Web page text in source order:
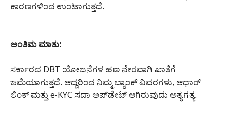
ಕಾರಣಗಳಿಂದ ಉಂಟಾಗುತ್ತದೆ.
ಅಂತಿಮ ಮಾತು:
ಸರ್ಕಾರದ DBT ಯೋಜನೆಗಳ ಹಣ ನೇರವಾಗಿ ಖಾತೆಗೆ
ಜಮೆಯಾಗುತ್ತದೆ. ಆದ್ದರಿಂದ ನಿಮ್ಮ ಬ್ಯಾಂಕ್ ವಿವರಗಳು, ಆಧಾರ್
ಲಿಂಕ್ ಮತ್ತು e-KYC ಸದಾ ಅಪ್‌ಡೇಟ್ ಆಗಿರುವುದು ಅತ್ಯಗತ್ಯ.